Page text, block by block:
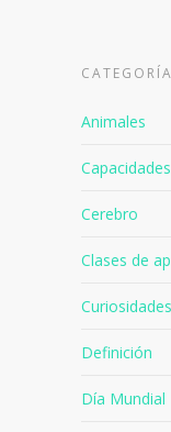
Animales
Cerebro
Clases de
Curiosidades
Definición
Día Mundial